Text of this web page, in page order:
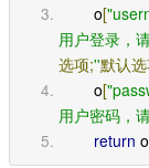
        o
[
用户登录，
选项;''默认
        o
[
用户密码，
return o